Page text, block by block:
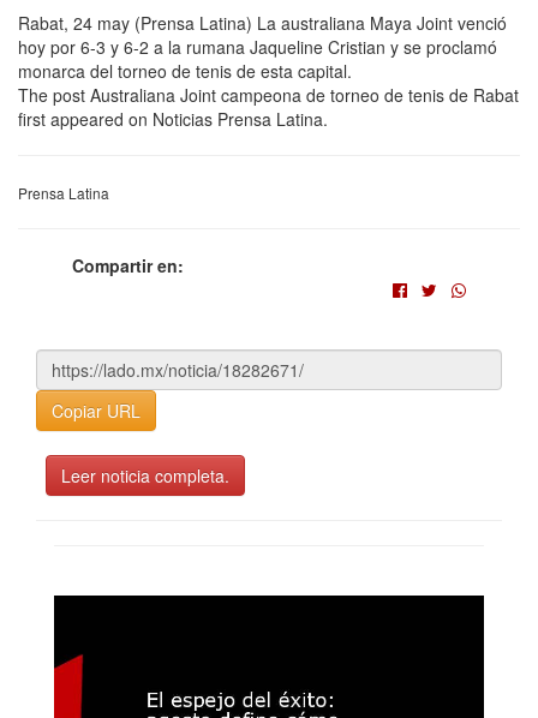
Rabat, 24 may (Prensa Latina) La australiana Maya Joint venció
hoy por 6-3 y 6-2 a la rumana Jaqueline Cristian y se proclamó
monarca del torneo de tenis de esta capital.
The post Australiana Joint campeona de torneo de tenis de Rabat
first appeared on Noticias Prensa Latina.
Prensa Latina
Compartir en:
Copiar URL
Leer noticia completa.